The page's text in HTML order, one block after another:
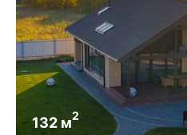
132 м2